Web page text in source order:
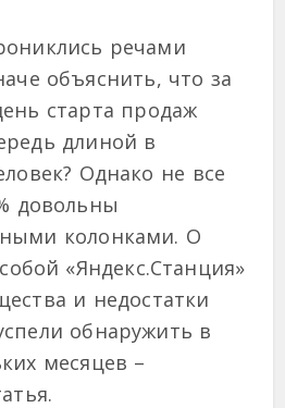
речами
объяснить, что за
старта продаж
длиной в
Однако не все
довольны
колонками. О
«Яндекс.Станция»
и недостатки
обнаружить в
месяцев –